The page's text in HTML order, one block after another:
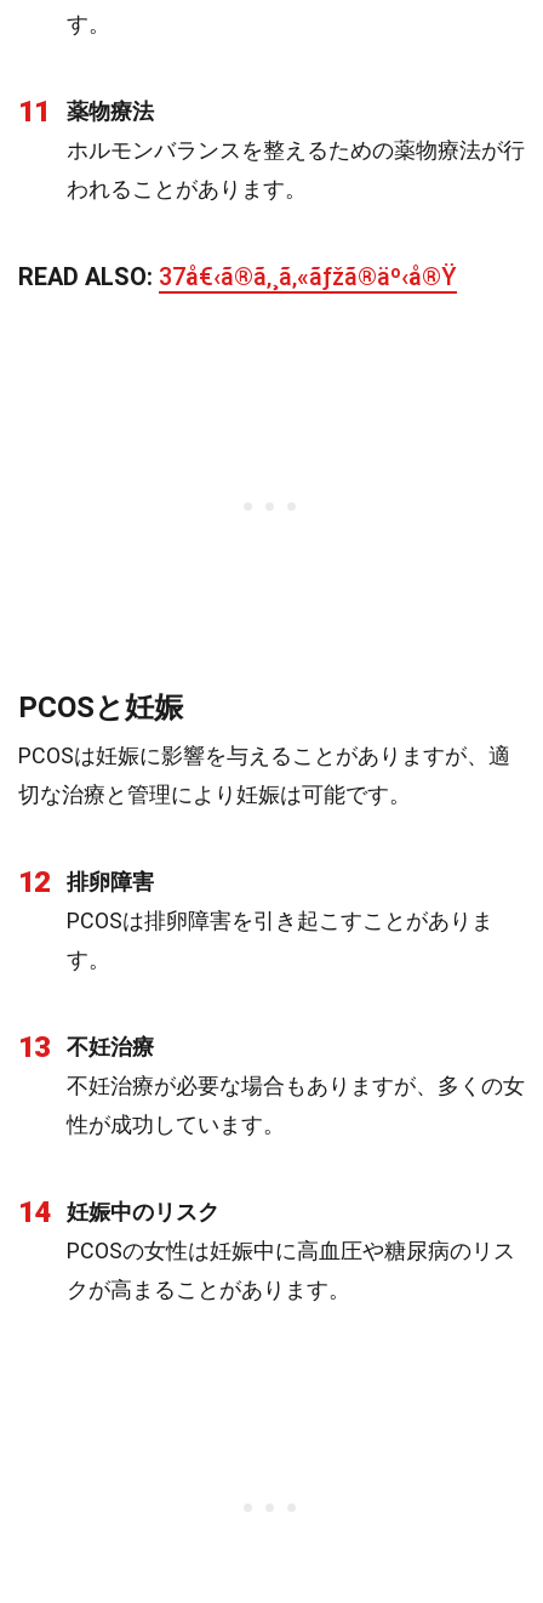
す。
11
薬物療法
ホルモンバランスを整えるための薬物療法が行
われることがあります。
READ ALSO: 37å€‹ã®ã‚¸ã‚«ãƒžã®äº‹å®Ÿ
PCOSと妊娠
PCOSは妊娠に影響を与えることがありますが、適
切な治療と管理により妊娠は可能です。
12
排卵障害
PCOSは排卵障害を引き起こすことがありま
す。
13
不妊治療
不妊治療が必要な場合もありますが、多くの女
性が成功しています。
14
妊娠中のリスク
PCOSの女性は妊娠中に高血圧や糖尿病のリス
クが高まることがあります。